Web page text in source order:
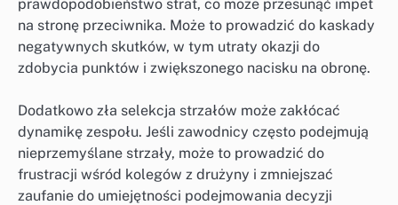
prawdopodobieństwo strat, co może przesunąć impet
na stronę przeciwnika. Może to prowadzić do kaskady
negatywnych skutków, w tym utraty okazji do
zdobycia punktów i zwiększonego nacisku na obronę.
Dodatkowo zła selekcja strzałów może zakłócać
dynamikę zespołu. Jeśli zawodnicy często podejmują
nieprzemyślane strzały, może to prowadzić do
frustracji wśród kolegów z drużyny i zmniejszać
zaufanie do umiejętności podejmowania decyzji